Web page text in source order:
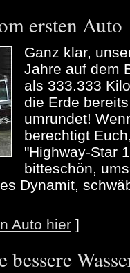
ersten Auto
Ganz klar,
Jahre auf dem
als 333.333
die Erde
umrundet!
berechtigt
"Highway-Star
bitteschön,
Dynamit,
Auto hier ]